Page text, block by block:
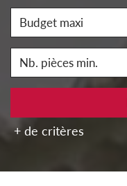
+ de critères